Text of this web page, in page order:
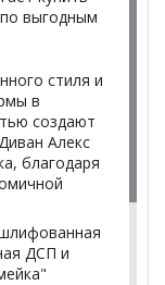
выгодным
стиля и
в
создают
Алекс
благодаря
ДСП и